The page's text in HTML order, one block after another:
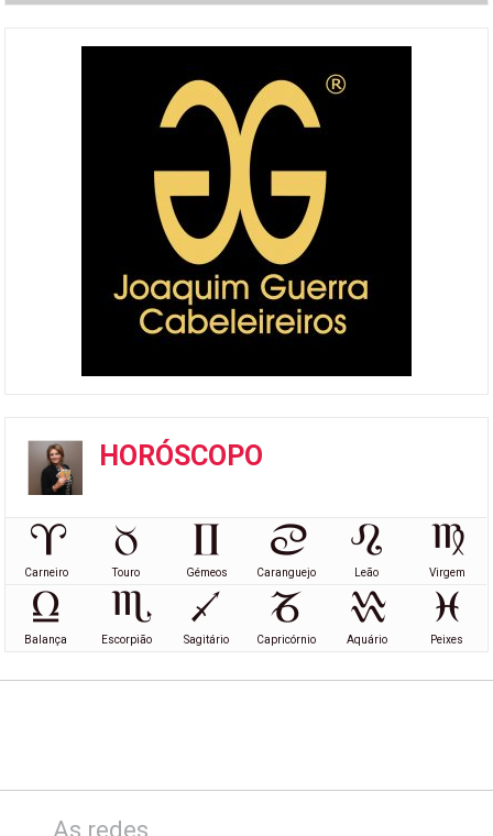
HORÓSCOPO
Carneiro Touro Gémeos Caranguejo Leão Virgem
Balança Escorpião Sagitário Capricórnio Aquário Peixes
As redes